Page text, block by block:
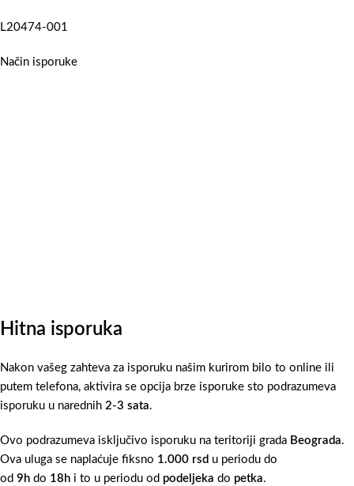
L20474-001
Način isporuke
Hitna isporuka
Nakon vašeg zahteva za isporuku našim kurirom bilo to online ili
putem telefona, aktivira se opcija brze isporuke sto podrazumeva
isporuku u narednih 2-3 sata.
Ovo podrazumeva isključivo isporuku na teritoriji grada Beograda.
Ova uluga se naplaćuje fiksno 1.000 rsd u periodu do
od 9h do 18h i to u periodu od podeljeka do petka.